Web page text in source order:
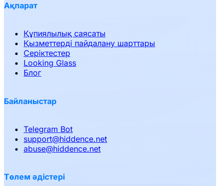
Ақпарат
Құпиялылық саясаты
Қызметтерді пайдалану шарттары
Серіктестер
Looking Glass
Блог
Байланыстар
Telegram Bot
support@hiddence.net
abuse@hiddence.net
Төлем әдістері